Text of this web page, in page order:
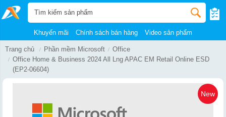
Khuyến mãi Chính sách bán hàng Video sản phẩm
Trang chủ Phần mềm Microsoft
Office
Office Home & Business 2024 All Lng APAC EM Retail Online ESD
(EP2-06604)
New